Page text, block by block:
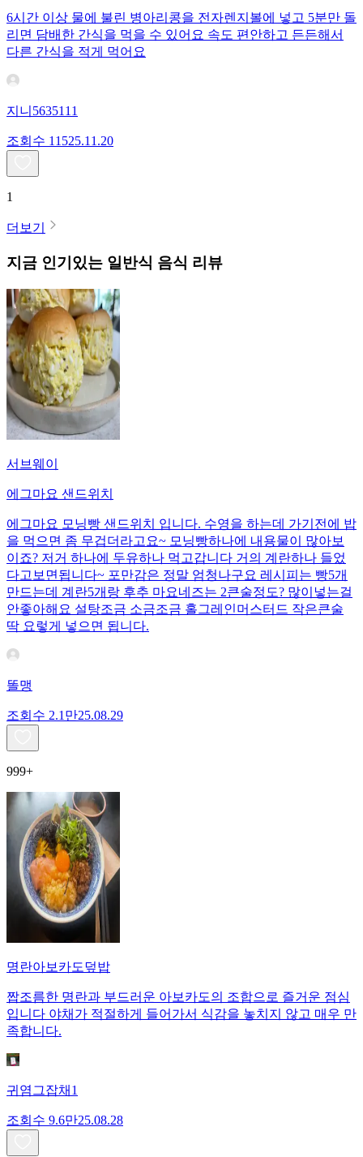
6시간 이상 물에 불린 병아리콩을 전자렌지볼에 넣고 5분만 돌
리면 담배한 간식을 먹을 수 있어요 속도 편안하고 든든해서
다른 간식을 적게 먹어요
지니5635111
조회수 11525.11.20
1
더보기
지금 인기있는 일반식 음식 리뷰
서브웨이
에그마요 샌드위치
에그마요 모닝빵 샌드위치 입니다. 수영을 하는데 가기전에 밥
을 먹으면 좀 무겁더라고요~ 모닝빵하나에 내용물이 많아보
이죠? 저거 하나에 두유하나 먹고갑니다 거의 계란하나 들었
다고보면됩니다~ 포만감은 정말 엄청나구요 레시피는 빵5개
만드는데 계란5개랑 후추 마요네즈는 2큰술정도? 많이넣는걸
안좋아해요 설탕조금 소금조금 홀그레인머스터드 작은큰술
딱 요렇게 넣으면 됩니다.
똘맹
조회수 2.1만25.08.29
999+
명란아보카도덮밥
짭조름한 명란과 부드러운 아보카도의 조합으로 즐거운 점심
입니다 야채가 적절하게 들어가서 식감을 놓치지 않고 매우 만
족합니다.
귀염그잡채1
조회수 9.6만25.08.28